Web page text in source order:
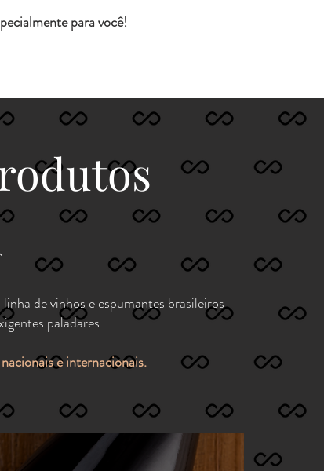
para você!
de vinhos e espumantes brasileiros
paladares.
e internacionais.